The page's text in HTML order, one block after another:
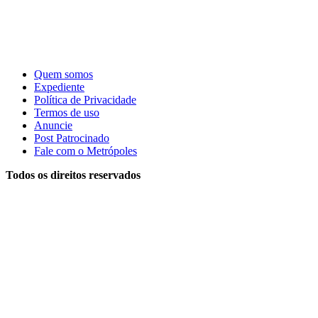
Quem somos
Expediente
Política de Privacidade
Termos de uso
Anuncie
Post Patrocinado
Fale com o Metrópoles
Todos os direitos reservados